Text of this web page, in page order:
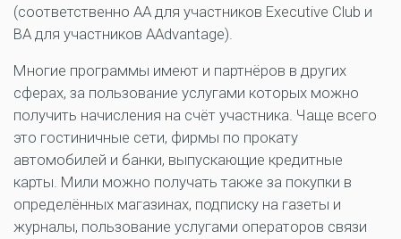
(соответственно AA для участников Executive Club и
BA для участников AAdvantage).
Многие программы имеют и партнёров в других
сферах, за пользование услугами которых можно
получить начисления на счёт участника. Чаще всего
это гостиничные сети, фирмы по прокату
автомобилей и банки, выпускающие кредитные
карты. Мили можно получать также за покупки в
определённых магазинах, подписку на газеты и
журналы, пользование услугами операторов связи